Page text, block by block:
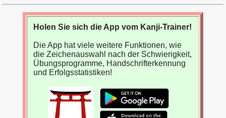
Holen Sie sich die App vom Kanji-Trainer!
Die App hat viele weitere Funktionen, wie
die Zeichenauswahl nach der Schwierigkeit,
Übungsprogramme, Handschrifterkennung
und Erfolgsstatistiken!